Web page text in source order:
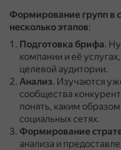
Формирование групп в
несколько этапов:
Подготовка брифа.
компании и её
целевой аудитории.
Анализ. Изучаются
сообщества
понять, каким
социальных сетях.
Формирование
анализа и